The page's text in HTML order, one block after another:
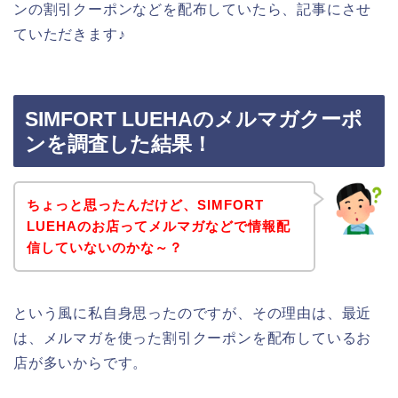
ンの割引クーポンなどを配布していたら、記事にさせ
ていただきます♪
SIMFORT LUEHAのメルマガクーポ
ンを調査した結果！
ちょっと思ったんだけど、SIMFORT
LUEHAのお店ってメルマガなどで情報配
信していないのかな～？
という風に私自身思ったのですが、その理由は、最近
は、メルマガを使った割引クーポンを配布しているお
店が多いからです。